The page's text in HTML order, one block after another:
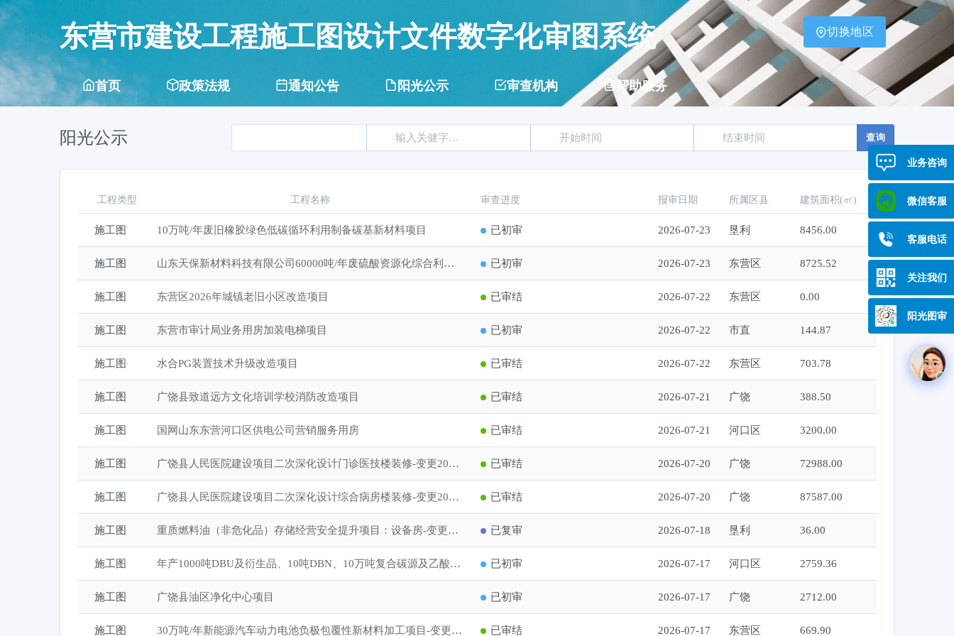
东营市建设工程施工图设计文件数字化审图系统 切换地区
首页 政策法规 通知公告 阳光公示 审查机构 帮助服务
阳光公示 查询
工程类型 工程名称 审查进度 报审日期 所属区县 建筑面积(㎡)
施工图 10万吨/年废旧橡胶绿色低碳循环利用制备碳基新材料项目 已初审 2026-07-23 垦利 8456.00
施工图 山东天保新材料科技有限公司60000吨/年废硫酸资源化综合利用项目 已初审 2026-07-23 东营区 8725.52
施工图 东营区2026年城镇老旧小区改造项目 已审结 2026-07-22 东营区 0.00
施工图 东营市审计局业务用房加装电梯项目 已初审 2026-07-22 市直 144.87
施工图 水合PG装置技术升级改造项目 已审结 2026-07-22 东营区 703.78
施工图 广饶县致道远方文化培训学校消防改造项目 已审结 2026-07-21 广饶 388.50
施工图 国网山东东营河口区供电公司营销服务用房 已审结 2026-07-21 河口区 3200.00
施工图 广饶县人民医院建设项目二次深化设计门诊医技楼装修-变更20260718 已审结 2026-07-20 广饶 72988.00
施工图 广饶县人民医院建设项目二次深化设计综合病房楼装修-变更20260718 已审结 2026-07-20 广饶 87587.00
施工图 重质燃料油（非危化品）存储经营安全提升项目：设备房-变更20260623 已复审 2026-07-18 垦利 36.00
施工图 年产1000吨DBU及衍生品、10吨DBN、10万吨复合碳源及乙酸钠项目 已初审 2026-07-17 河口区 2759.36
施工图 广饶县油区净化中心项目 已初审 2026-07-17 广饶 2712.00
施工图 30万吨/年新能源汽车动力电池负极包覆性新材料加工项目-变更20260716 已审结 2026-07-17 东营区 669.90
业务咨询
微信客服
客服电话
关注我们
阳光图审